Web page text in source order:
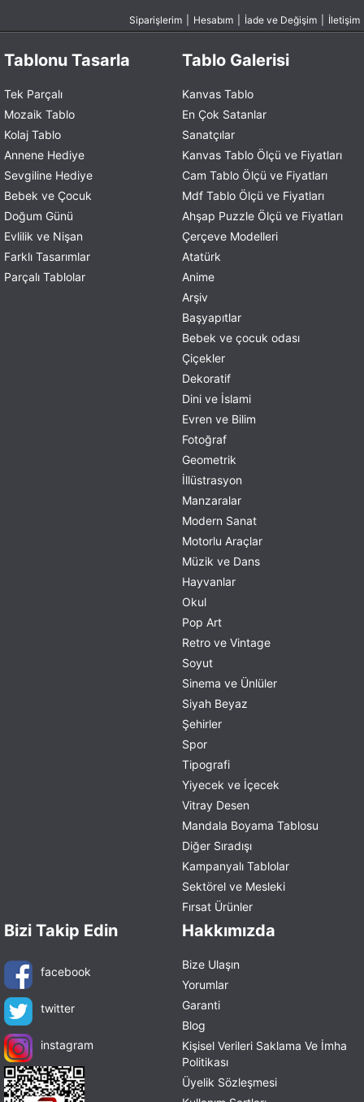
Siparişlerim Hesabım İade ve Değişim İletişim
Tablonu Tasarla
Tek Parçalı
Mozaik Tablo
Kolaj Tablo
Annene Hediye
Sevgiline Hediye
Bebek ve Çocuk
Doğum Günü
Evlilik ve Nişan
Farklı Tasarımlar
Parçalı Tablolar
Tablo Galerisi
Kanvas Tablo
En Çok Satanlar
Sanatçılar
Kanvas Tablo Ölçü ve Fiyatları
Cam Tablo Ölçü ve Fiyatları
Mdf Tablo Ölçü ve Fiyatları
Ahşap Puzzle Ölçü ve Fiyatları
Çerçeve Modelleri
Atatürk
Anime
Arşiv
Başyapıtlar
Bebek ve çocuk odası
Çiçekler
Dekoratif
Dini ve İslami
Evren ve Bilim
Fotoğraf
Geometrik
İllüstrasyon
Manzaralar
Modern Sanat
Motorlu Araçlar
Müzik ve Dans
Hayvanlar
Okul
Pop Art
Retro ve Vintage
Soyut
Sinema ve Ünlüler
Siyah Beyaz
Şehirler
Spor
Tipografi
Yiyecek ve İçecek
Vitray Desen
Mandala Boyama Tablosu
Diğer Sıradışı
Kampanyalı Tablolar
Sektörel ve Mesleki
Fırsat Ürünler
Bizi Takip Edin
facebook
twitter
instagram
Hakkımızda
Bize Ulaşın
Yorumlar
Garanti
Blog
Kişisel Verileri Saklama Ve İmha
Politikası
Üyelik Sözleşmesi